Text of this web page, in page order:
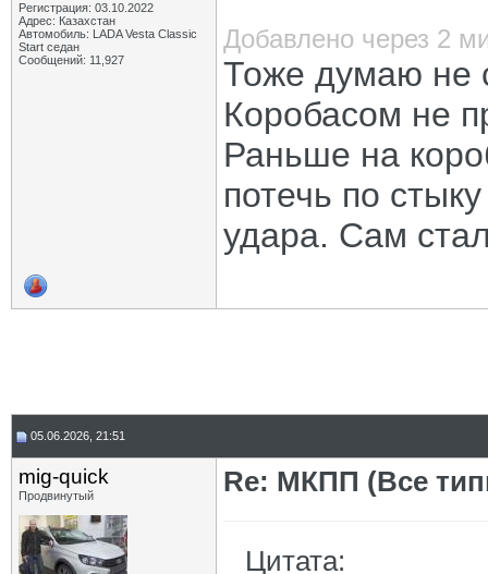
Регистрация: 03.10.2022
Адрес: Казахстан
Автомобиль: LADA Vesta Classic
Start седан
Сообщений: 11,927
Добавлено через 2
Тоже думаю не
Коробасом не
Раньше на
потечь по
удара. Сам
05.06.2026, 21:51
mig-quick
Продвинутый Re: МКПП (Все
Цитата: